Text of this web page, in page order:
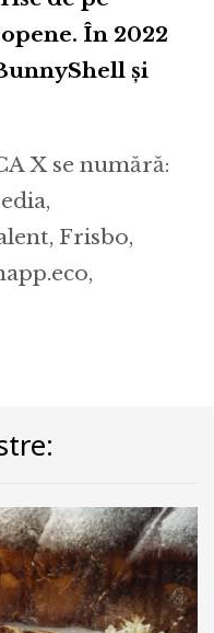
În 2022
și
X se numără:
Frisbo,